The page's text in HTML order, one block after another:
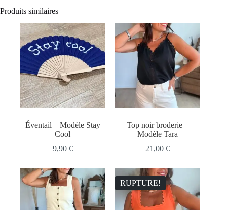
Produits similaires
Éventail – Modèle Stay
Cool
9,90 €
Top noir broderie –
Modèle Tara
21,00 €
RUPTURE!